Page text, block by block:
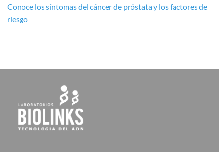
Conoce los síntomas del cáncer de próstata y los factores de
riesgo